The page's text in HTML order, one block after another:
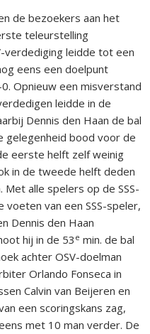
de bezoekers aan het
teleurstelling
verdediging leidde tot een
eens een doelpunt
Opnieuw een misverstand
leidde in de
Dennis den Haan de bal
gelegenheid bood voor de
eerste helft zelf weinig
in de tweede helft deden
alle spelers op de SSS-
van een SSS-speler,
Dennis den Haan
hij in de 53 e min. de bal
achter OSV-doelman
Orlando Fonseca in
Calvin van Beijeren en
een scoringskans zag,
met 10 man verder. De